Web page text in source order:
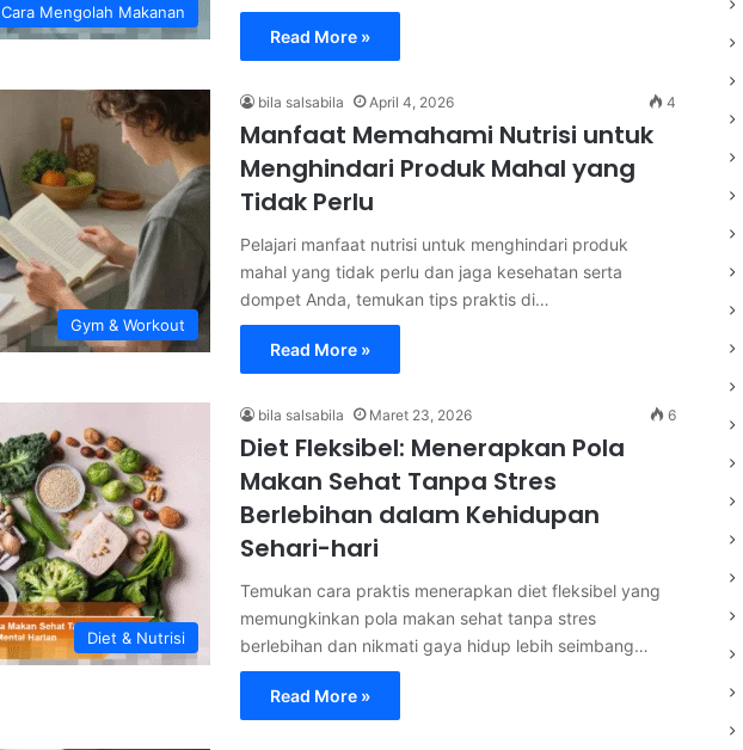
Cara Mengolah Makanan
Read More »
Gym & Workout
bila salsabila April 4, 2026 4
Manfaat Memahami Nutrisi untuk
Menghindari Produk Mahal yang
Tidak Perlu
Pelajari manfaat nutrisi untuk menghindari produk
mahal yang tidak perlu dan jaga kesehatan serta
dompet Anda, temukan tips praktis di…
Read More »
Diet & Nutrisi
bila salsabila Maret 23, 2026 6
Diet Fleksibel: Menerapkan Pola
Makan Sehat Tanpa Stres
Berlebihan dalam Kehidupan
Sehari-hari
Temukan cara praktis menerapkan diet fleksibel yang
memungkinkan pola makan sehat tanpa stres
berlebihan dan nikmati gaya hidup lebih seimbang…
Read More »